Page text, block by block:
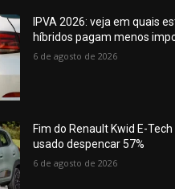
IPVA 2026: veja em quais
híbridos pagam menos
6 de agosto de 2026
Fim do Renault Kwid E-
usado despencar 57%
6 de agosto de 2026